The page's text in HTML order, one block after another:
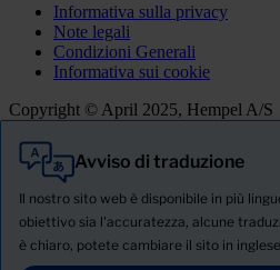
Informativa sulla privacy
Note legali
Condizioni Generali
Informativa sui cookie
Copyright © April 2025, Hempel A/S
Avviso di traduzione
Il nostro sito web è disponibile in più
obiettivo sia l'accuratezza, alcune
è chiaro, potete cambiare il sito in
Tutti
Prodotti
SCHEDA TECNICA DI